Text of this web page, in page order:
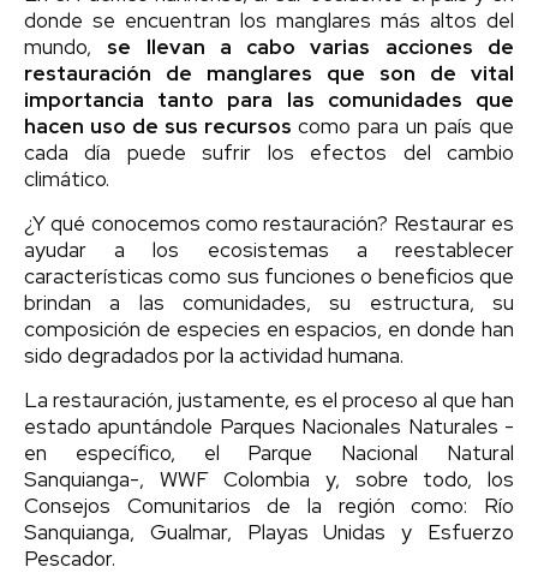
donde se encuentran los manglares más altos del
mundo, se llevan a cabo varias acciones de
restauración de manglares que son de vital
importancia tanto para las comunidades que
hacen uso de sus recursos como para un país que
cada día puede sufrir los efectos del cambio
climático.
¿Y qué conocemos como restauración? Restaurar es
ayudar a los ecosistemas a reestablecer
características como sus funciones o beneficios que
brindan a las comunidades, su estructura, su
composición de especies en espacios, en donde han
sido degradados por la actividad humana.
La restauración, justamente, es el proceso al que han
estado apuntándole Parques Nacionales Naturales -
en específico, el Parque Nacional Natural
Sanquianga-, WWF Colombia y, sobre todo, los
Consejos Comunitarios de la región como: Río
Sanquianga, Gualmar, Playas Unidas y Esfuerzo
Pescador.